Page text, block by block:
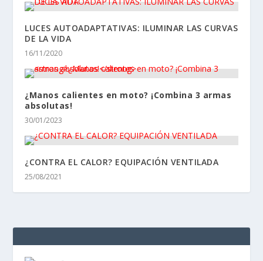
LUCES AUTOADAPTATIVAS: ILUMINAR LAS CURVAS
DE LA VIDA
16/11/2020
¿Manos calientes en moto? ¡Combina 3 armas
absolutas!
30/01/2023
¿CONTRA EL CALOR? EQUIPACIÓN VENTILADA
25/08/2021